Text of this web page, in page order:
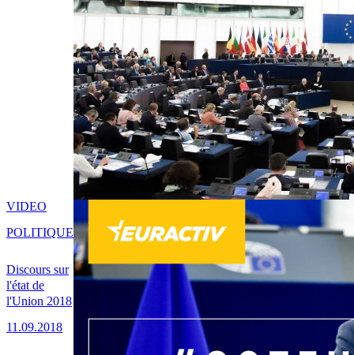
Discours sur
l'état de
l'Union 2018
11.09.2018
VIDEO
POLITIQUE